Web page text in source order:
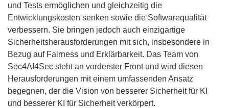
und Tests ermöglichen und gleichzeitig die
Entwicklungskosten senken sowie die Softwarequalität
verbessern. Sie bringen jedoch auch einzigartige
Sicherheitsherausforderungen mit sich, insbesondere in
Bezug auf Fairness und Erklärbarkeit. Das Team von
Sec4AI4Sec steht an vorderster Front und wird diesen
Herausforderungen mit einem umfassenden Ansatz
begegnen, der die Vision von besserer Sicherheit für KI
und besserer KI für Sicherheit verkörpert.